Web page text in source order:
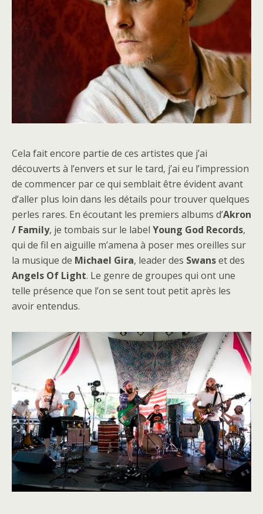
Cela fait encore partie de ces artistes que j’ai
découverts à l’envers et sur le tard, j’ai eu l’impression
de commencer par ce qui semblait être évident avant
d’aller plus loin dans les détails pour trouver quelques
perles rares. En écoutant les premiers albums d’Akron
/ Family, je tombais sur le label Young God Records,
qui de fil en aiguille m’amena à poser mes oreilles sur
la musique de Michael Gira, leader des Swanset des
Angels Of Light. Le genre de groupes qui ont une
telle présence que l’on se sent tout petit après les
avoir entendus.